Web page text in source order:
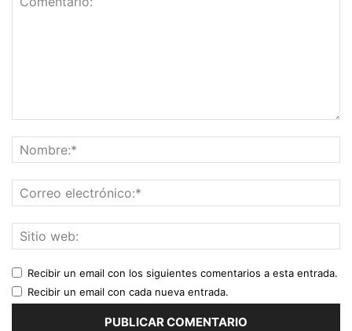
Recibir un email con los siguientes comentarios a esta entrada.
Recibir un email con cada nueva entrada.